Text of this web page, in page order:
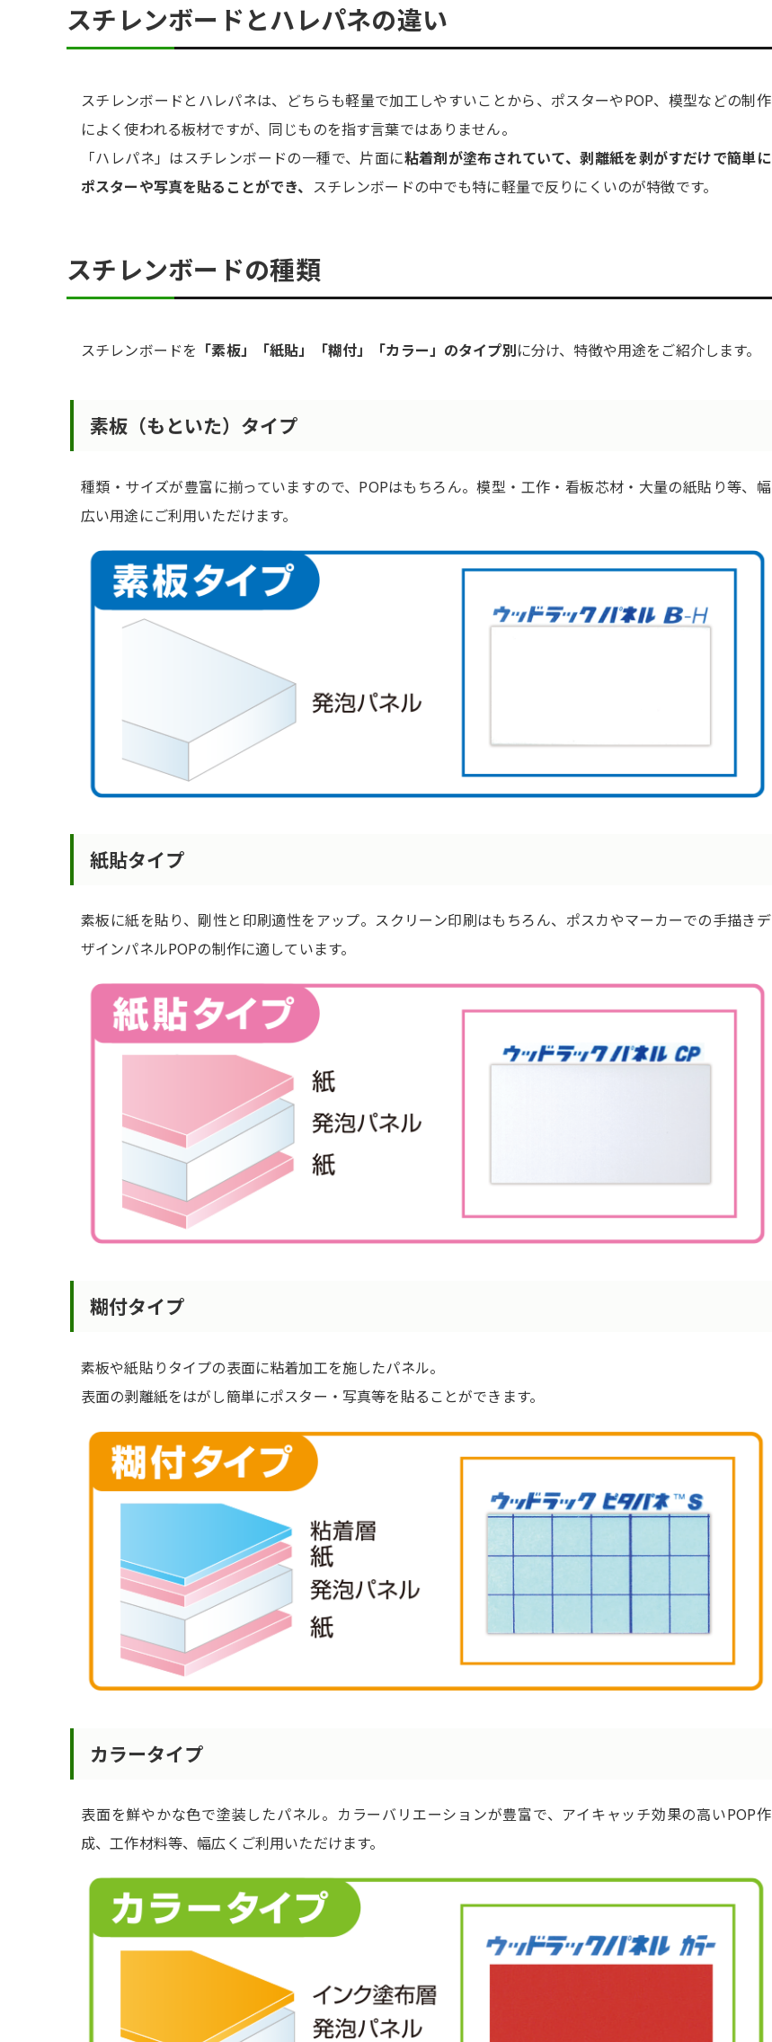
スチレンボードとハレパネの違い
スチレンボードとハレパネは、どちらも軽量で加工しやすいことから、ポスターやPOP、模型などの制作
によく使われる板材ですが、同じものを指す言葉ではありません。
「ハレパネ」はスチレンボードの一種で、片面に粘着剤が塗布されていて、剥離紙を剥がすだけで簡単に
ポスターや写真を貼ることができ、 スチレンボードの中でも特に軽量で反りにくいのが特徴です。
スチレンボードの種類
スチレンボードを 「素板」「紙貼」「糊付」「カラー」のタイプ別に分け、特徴や用途をご紹介します。
素板（もといた）タイプ
種類・サイズが豊富に揃っていますので、POPはもちろん。模型・工作・看板芯材・大量の紙貼り等、幅
広い用途にご利用いただけます。
紙貼タイプ
素板に紙を貼り、剛性と印刷適性をアップ。スクリーン印刷はもちろん、ポスカやマーカーでの手描きデ
ザインパネルPOPの制作に適しています。
糊付タイプ
素板や紙貼りタイプの表面に粘着加工を施したパネル。
表面の剥離紙をはがし簡単にポスター・写真等を貼ることができます。
カラータイプ
表面を鮮やかな色で塗装したパネル。カラーバリエーションが豊富で、アイキャッチ効果の高いPOP作
成、工作材料等、幅広くご利用いただけます。